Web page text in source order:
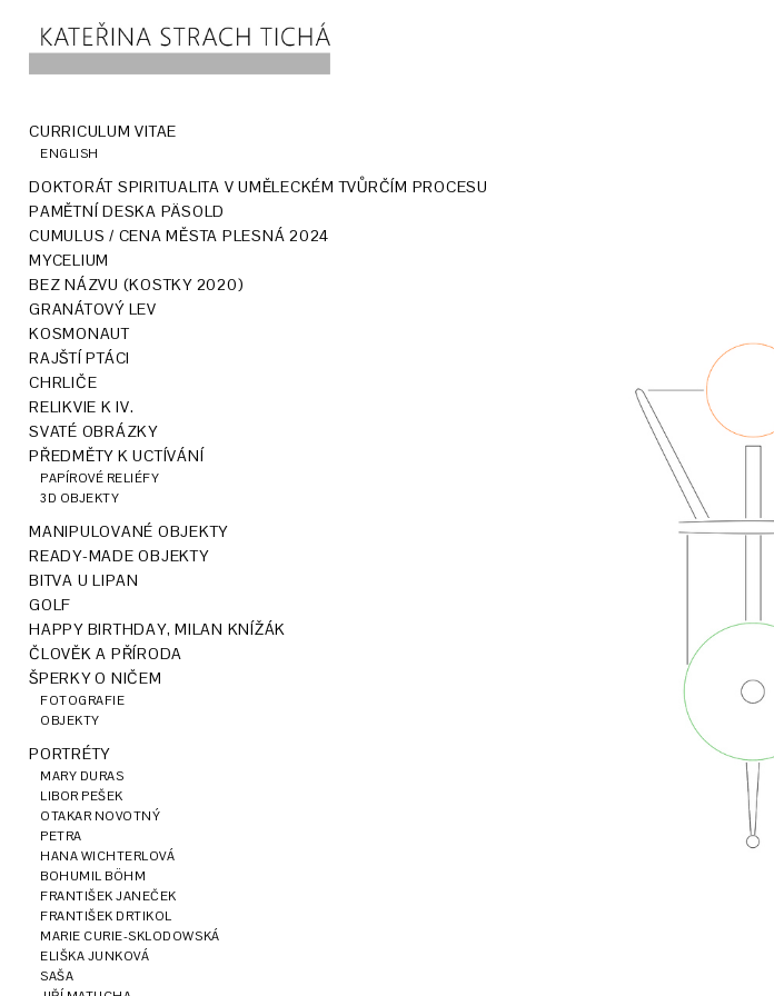
CURRICULUM VITAE
ENGLISH
DOKTORÁT SPIRITUALITA V UMĚLECKÉM TVŮRČÍM PROCESU
PAMĚTNÍ DESKA PÄSOLD
CUMULUS / CENA MĚSTA PLESNÁ 2024
MYCELIUM
BEZ NÁZVU (KOSTKY 2020)
GRANÁTOVÝ LEV
KOSMONAUT
RAJŠTÍ PTÁCI
CHRLIČE
RELIKVIE K IV.
SVATÉ OBRÁZKY
PŘEDMĚTY K UCTÍVÁNÍ
PAPÍROVÉ RELIÉFY
3D OBJEKTY
MANIPULOVANÉ OBJEKTY
READY-MADE OBJEKTY
BITVA U LIPAN
GOLF
HAPPY BIRTHDAY, MILAN KNÍŽÁK
ČLOVĚK A PŘÍRODA
ŠPERKY O NIČEM
FOTOGRAFIE
OBJEKTY
PORTRÉTY
MARY DURAS
LIBOR PEŠEK
OTAKAR NOVOTNÝ
PETRA
HANA WICHTERLOVÁ
BOHUMIL BÖHM
FRANTIŠEK JANEČEK
FRANTIŠEK DRTIKOL
MARIE CURIE-SKLODOWSKÁ
ELIŠKA JUNKOVÁ
SAŠA